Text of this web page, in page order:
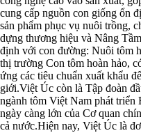
cung cấp nguồn con giống ổn
sản phẩm phục vụ nuôi trồng,
dựng thương hiệu và Nâng
định với con đường: Nuôi tôm
thị trường Con tôm hoàn hảo,
ứng các tiêu chuẩn xuất khẩu
giới.Việt Úc còn là Tập đoàn
ngành tôm Việt Nam phát triển
ngày càng lớn của Cơ quan
cả nước.Hiện nay, Việt Úc là